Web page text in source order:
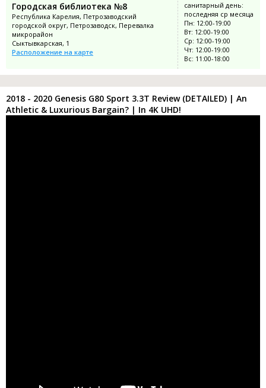
Городская библиотека №8
Республика Карелия, Петрозаводский
городской округ, Петрозаводск, Перевалка
микрорайон
Сыктывкарская, 1
Расположение на карте
санитарный день:
последняя ср месяца
Пн: 12:00-19:00
Вт: 12:00-19:00
Ср: 12:00-19:00
Чт: 12:00-19:00
Вс: 11:00-18:00
2018 - 2020 Genesis G80 Sport 3.3T Review (DETAILED) | An
Athletic & Luxurious Bargain? | In 4K UHD!